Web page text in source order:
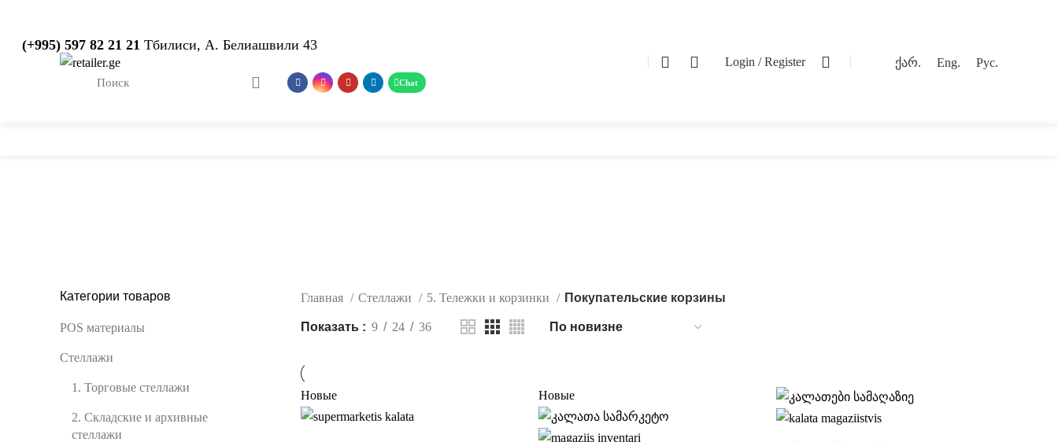
(+995) 597 82 21 21 Тбилиси, А. Белиашвили 43
Login / Register ქარ. Eng. Рус.
Категории товаров
POS материалы
Стеллажи
1. Торговые стеллажи
2. Складские и архивные
стеллажи
Главная Стеллажи 5. Тележки и корзинки Покупательские корзины
Показать 9 24 36
Новые Новые